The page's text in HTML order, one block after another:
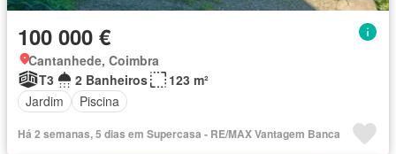
100 000 €
Cantanhede, Coimbra
T3
2 Banheiros
123 m²
Jardim
Piscina
Há 2 semanas, 5 dias em Supercasa - RE/MAX Vantagem Banca